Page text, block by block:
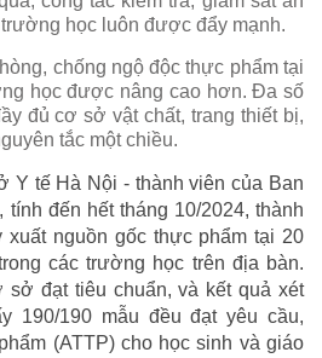
học luôn được đẩy mạnh.
chống ngộ độc thực phẩm tại
học được nâng cao hơn. Đa số
đủ cơ sở vật chất, trang thiết bị,
tắc một chiều.
Y tế Hà Nội - thành viên của Ban
đến hết tháng 10/2024, thành
xuất nguồn gốc thực phẩm tại 20
các trường học trên địa bàn.
sở đạt tiêu chuẩn, và kết quả xét
190/190 mẫu đều đạt yêu cầu,
(ATTP) cho học sinh và giáo